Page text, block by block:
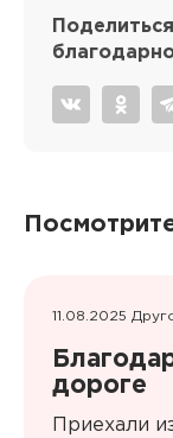
Поделиться
11.08.2025
Благодарность за помощь на
дороге
Приехали